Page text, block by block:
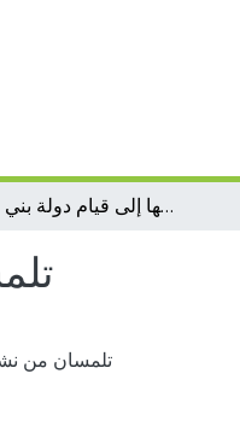
تلمسان من نشأتها إلى قيام دولة بني عبد الواد
تلمسان من